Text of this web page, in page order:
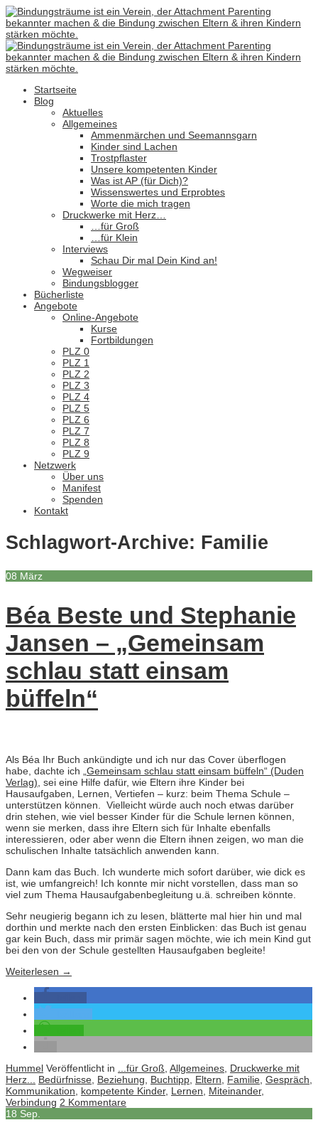
Startseite
Blog
Aktuelles
Allgemeines
Ammenmärchen und Seemannsgarn
Kinder sind Lachen
Trostpflaster
Unsere kompetenten Kinder
Was ist AP (für Dich)?
Wissenswertes und Erprobtes
Worte die mich tragen
Druckwerke mit Herz…
…für Groß
…für Klein
Interviews
Schau Dir mal Dein Kind an!
Wegweiser
Bindungsblogger
Bücherliste
Angebote
Online-Angebote
Kurse
Fortbildungen
PLZ 0
PLZ 1
PLZ 2
PLZ 3
PLZ 4
PLZ 5
PLZ 6
PLZ 7
PLZ 8
PLZ 9
Netzwerk
Über uns
Manifest
Spenden
Kontakt
Schlagwort-Archive: Familie
08 März
Béa Beste und Stephanie
Jansen – „Gemeinsam
schlau statt einsam
büffeln“
Als Béa Ihr Buch ankündigte und ich nur das Cover überflogen
habe, dachte ich „Gemeinsam schlau statt einsam büffeln“ (Duden
Verlag), sei eine Hilfe dafür, wie Eltern ihre Kinder bei
Hausaufgaben, Lernen, Vertiefen – kurz: beim Thema Schule –
unterstützen können. Vielleicht würde auch noch etwas darüber
drin stehen, wie viel besser Kinder für die Schule lernen können,
wenn sie merken, dass ihre Eltern sich für Inhalte ebenfalls
interessieren, oder aber wenn die Eltern ihnen zeigen, wo man die
schulischen Inhalte tatsächlich anwenden kann.
Dann kam das Buch. Ich wunderte mich sofort darüber, wie dick es
ist, wie umfangreich! Ich konnte mir nicht vorstellen, dass man so
viel zum Thema Hausaufgabenbegleitung u.ä. schreiben könnte.
Sehr neugierig begann ich zu lesen, blätterte mal hier hin und mal
dorthin und merkte nach den ersten Einblicken: das Buch ist genau
gar kein Buch, dass mir primär sagen möchte, wie ich mein Kind gut
bei den von der Schule gestellten Hausaufgaben begleite!
Weiterlesen →
Hummel Veröffentlicht in ...für Groß, Allgemeines, Druckwerke mit
Herz... Bedürfnisse, Beziehung, Buchtipp, Eltern, Familie, Gespräch,
Kommunikation, kompetente Kinder, Lernen, Miteinander,
Verbindung 2 Kommentare
18 Sep.